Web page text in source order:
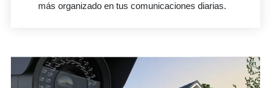
más organizado en tus comunicaciones diarias.